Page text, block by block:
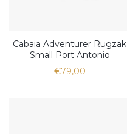
Cabaia Adventurer Rugzak
Small Port Antonio
€79,00